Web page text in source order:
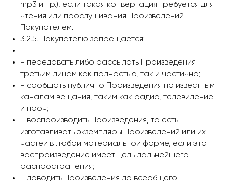
mp3 и пр.), если такая конвертация требуется для
чтения или прослушивания Произведений
Покупателем.
3.2.5. Покупателю запрещается:
- передавать либо рассылать Произведения
третьим лицам как полностью, так и частично;
- сообщать публично Произведения по известным
каналам вещания, таким как радио, телевидение
и проч;
- воспроизводить Произведения, то есть
изготавливать экземпляры Произведений или их
частей в любой материальной форме, если это
воспроизведение имеет цель дальнейшего
распространения;
- доводить Произведения до всеобщего